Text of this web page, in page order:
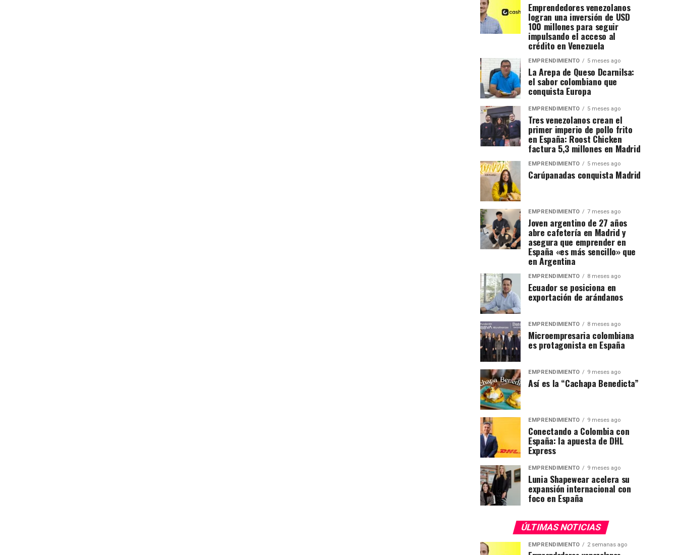
Emprendedores venezolanos
logran una inversión de USD
100 millones para seguir
impulsando el acceso al
crédito en Venezuela
EMPRENDIMIENTO 5 meses ago
La Arepa de Queso Dcarnilsa:
el sabor colombiano que
conquista Europa
EMPRENDIMIENTO 5 meses ago
Tres venezolanos crean el
primer imperio de pollo frito
en España: Roost Chicken
factura 5,3 millones en Madrid
EMPRENDIMIENTO 5 meses ago
Carúpanadas conquista Madrid
EMPRENDIMIENTO 7 meses ago
Joven argentino de 27 años
abre cafetería en Madrid y
asegura que emprender en
España «es más sencillo» que
en Argentina
EMPRENDIMIENTO 8 meses ago
Ecuador se posiciona en
exportación de arándanos
EMPRENDIMIENTO 8 meses ago
Microempresaria colombiana
es protagonista en España
EMPRENDIMIENTO 9 meses ago
Así es la “Cachapa Benedicta”
EMPRENDIMIENTO 9 meses ago
Conectando a Colombia con
España: la apuesta de DHL
Express
EMPRENDIMIENTO 9 meses ago
Lunia Shapewear acelera su
expansión internacional con
foco en España
ÚLTIMAS NOTICIAS
EMPRENDIMIENTO 2 semanas ago